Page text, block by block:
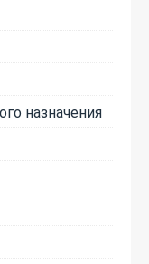
назначения